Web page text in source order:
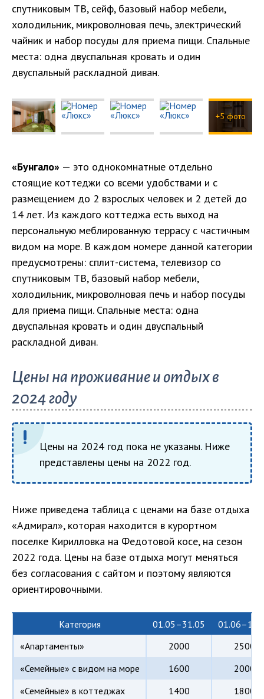
спутниковым ТВ, сейф, базовый набор мебели,
холодильник, микроволновая печь, электрический
чайник и набор посуды для приема пищи. Спальные
места: одна двуспальная кровать и один
двуспальный раскладной диван.
+5 фото
«Бунгало» — это однокомнатные отдельно
стоящие коттеджи со всеми удобствами и с
размещением до 2 взрослых человек и 2 детей до
14 лет. Из каждого коттеджа есть выход на
персональную меблированную террасу с частичным
видом на море. В каждом номере данной категории
предусмотрены: сплит-система, телевизор со
спутниковым ТВ, базовый набор мебели,
холодильник, микроволновая печь и набор посуды
для приема пищи. Спальные места: одна
двуспальная кровать и один двуспальный
раскладной диван.
Цены на проживание и отдых в
2024 году
Цены на 2024 год пока не указаны. Ниже
представлены цены на 2022 год.
Ниже приведена таблица с ценами на базе отдыха
«Адмирал», которая находится в курортном
поселке Кирилловка на Федотовой косе, на сезон
2022 года. Цены на базе отдыха могут меняться
без согласования с сайтом и поэтому являются
ориентировочными.
Категория 01.05–31.05
«Апартаменты»
2000
2500
«Семейные» с видом на море
1600
2000
«Семейные» в коттеджах
1400
1800